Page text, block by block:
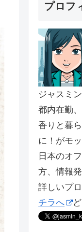
プロフ
ジャスミン
都内在勤
香りと暮
に！がモッ
日本のオ
方、情報
詳しいプ
チラへ
ど